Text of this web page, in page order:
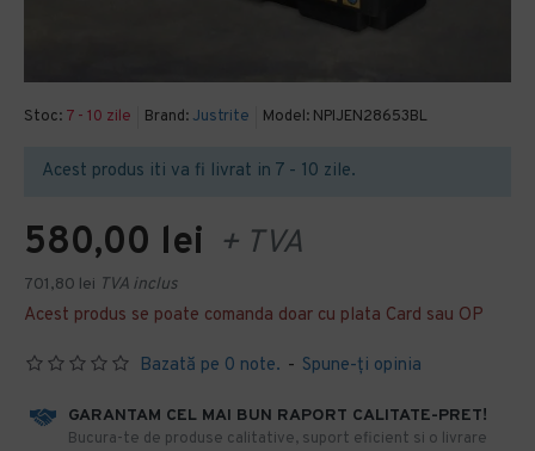
Stoc: 7 - 10 zile Brand: Justrite Model: NPIJEN28653BL
Acest produs iti va fi livrat in 7 - 10 zile.
Bazată pe 0 note. - Spune-ţi opinia
580,00 lei + TVA
701,80 lei TVA inclus
Acest produs se poate comanda doar cu plata Card sau OP
GARANTAM CEL MAI BUN RAPORT CALITATE-PRET!
​Bucura-te de produse calitative, suport eficient si o livrare